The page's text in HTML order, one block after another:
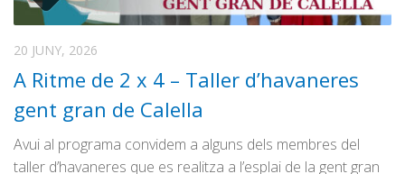
Cuines del Món
DogTips
Enderrocs
Fira i Festa Major
El #Trapasser
20 JUNY, 2026
A Ritme de 2 x 4 – Taller d’havaneres
gent gran de Calella
Avui al programa convidem a alguns dels membres del
taller d’havaneres que es realitza a l’esplai de la gent gran